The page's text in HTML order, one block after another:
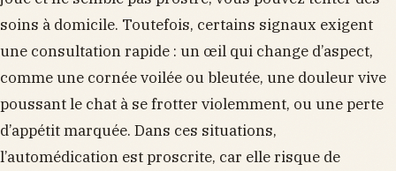
soins à domicile. Toutefois, certains signaux exigent
une consultation rapide : un œil qui change d’aspect,
comme une cornée voilée ou bleutée, une douleur vive
poussant le chat à se frotter violemment, ou une perte
d’appétit marquée. Dans ces situations,
l’automédication est proscrite, car elle risque de